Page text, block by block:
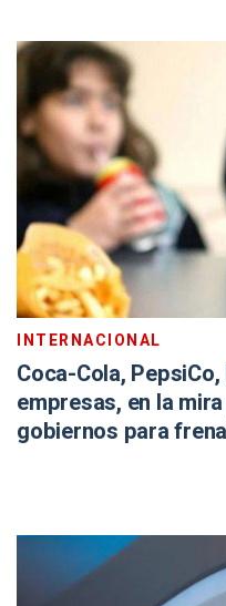
INTERNACIONAL
Coca-Cola,
empresas, en la
gobiernos para